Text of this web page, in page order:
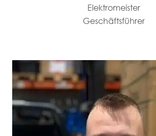
Elektromeister
Geschäftsführer